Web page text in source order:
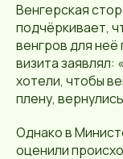
Венгерская
подчёркивает,
венгров для
визита заявлял:
хотели, чтобы
плену,
Однако в
оценили